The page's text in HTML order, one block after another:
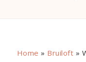
Home » Bruiloft »